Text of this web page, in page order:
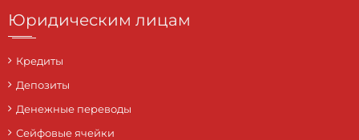
Юридическим лицам
Кредиты
Депозиты
Денежные переводы
Сейфовые ячейки